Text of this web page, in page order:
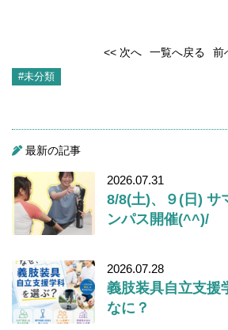
<< 次へ 一覧へ戻る 前
#未分類
最新の記事
2026.07.31
8/8(土)、９(日) サ
ンパス開催(^^)/
2026.07.28
義肢装具自立支援
なに？